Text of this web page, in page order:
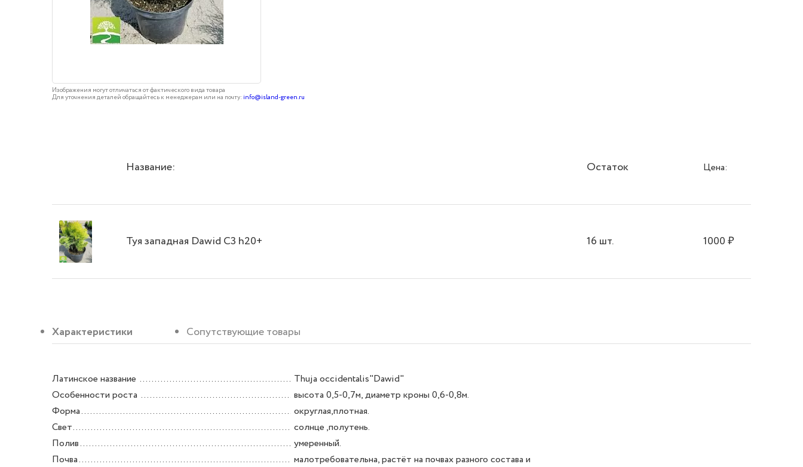
Изображения могут отличаться от фактического вида товара
Для уточнения деталей обращайтесь к менеджерам или на почту: info@island-green.ru
Название: Остаток Цена:
Туя западная Dawid C3 h20+ 16 шт. 1000₽
Характеристики Сопутствующие товары
Латинское название
Thuja occidentalis"Dawid"
Особенности роста
высота 0,5-0,7м, диаметр кроны 0,6-0,8м.
Форма
округлая,плотная.
Свет
солнце ,полутень.
Полив
умеренный.
Почва
малотребовательна, растёт на почвах разного состава и